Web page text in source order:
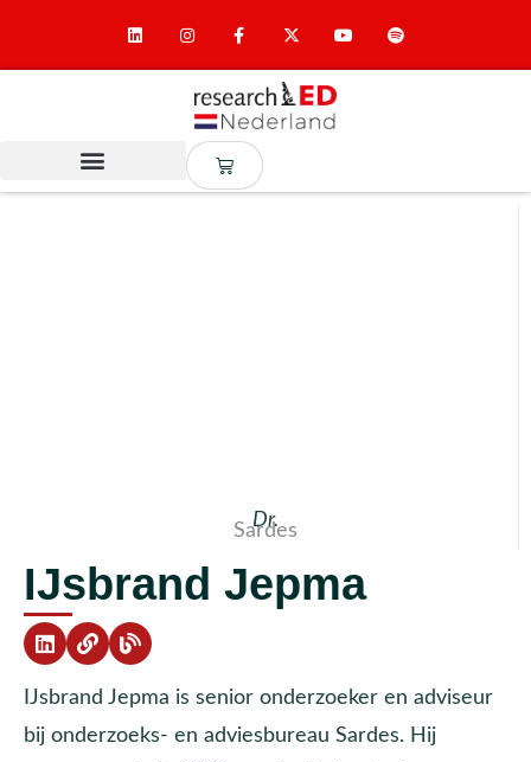
Dr.
Sardes
IJsbrand Jepma
IJsbrand Jepma is senior onderzoeker en adviseur
bij onderzoeks- en adviesbureau Sardes. Hij